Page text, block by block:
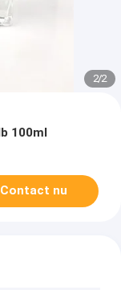
2/2
100ml
Contact nu